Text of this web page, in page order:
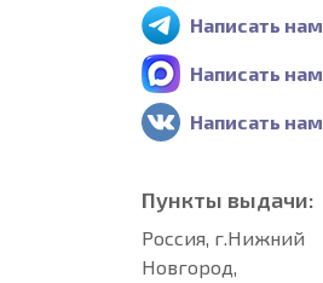
Написать нам
Написать нам
Написать нам
Пункты выдачи:
Россия, г.Нижний
Новгород,